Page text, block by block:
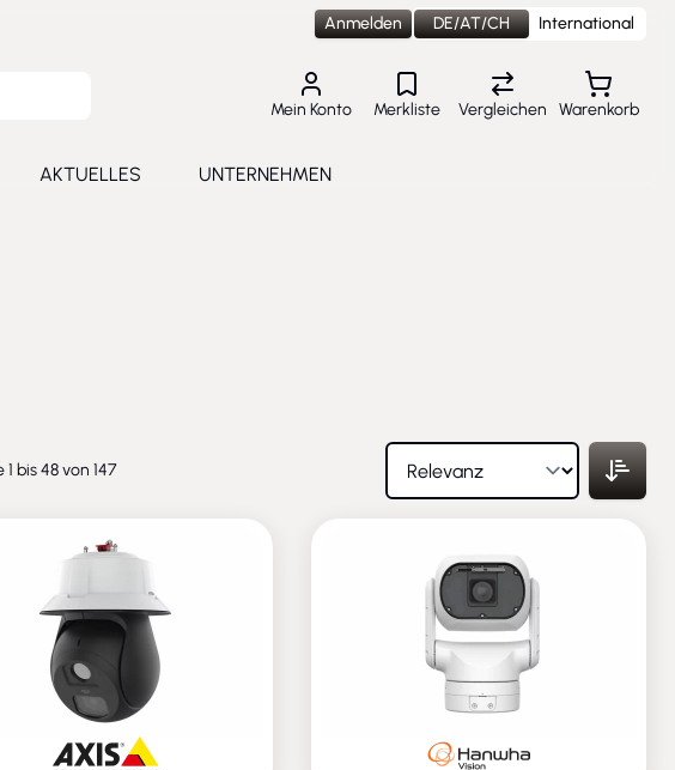
Anmelden DE/AT/CH International
Mein Konto Merkliste Vergleichen Warenkorb
AKTUELLES
UNTERNEHMEN
1 bis48von 147